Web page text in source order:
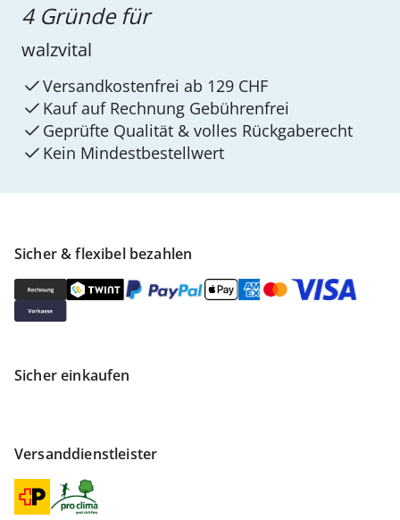
Sicher & flexibel bezahlen
Sicher einkaufen
Versanddienstleister
4 Gründe für
walzvital
Versandkostenfrei ab 129 CHF
Kauf auf Rechnung Gebührenfrei
Geprüfte Qualität & volles Rückgaberecht
Kein Mindest­bestellwert